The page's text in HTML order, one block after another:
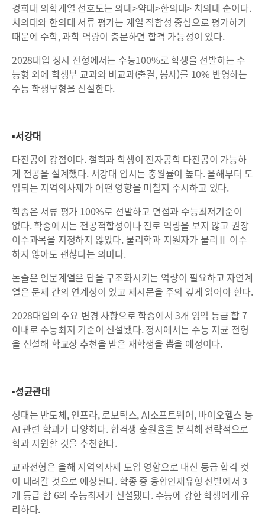
경희대 의학계열 선호도는 의대>약대>한의대> 치의대 순이다.
치의대와 한의대 서류 평가는 계열 적합성 중심으로 평가하기
때문에 수학, 과학 역량이 충분하면 합격 가능성이 있다.
2028대입 정시 전형에서는 수능100%로 학생을 선발하는 수
능형 외에 학생부 교과와 비교과(출결, 봉사)를 10% 반영하는
수능 학생부형을 신설한다.
▪서강대
다전공이 강점이다. 철학과 학생이 전자공학 다전공이 가능하
게 전공을 설계했다. 서강대 입시는 충원률이 높다. 올해부터 도
입되는 지역의사제가 어떤 영향을 미칠지 주시하고 있다.
학종은 서류 평가 100%로 선발하고 면접과 수능최저기준이
없다. 학종에서는 전공적합성이나 진로 역량을 보지 않고 권장
이수과목을 지정하지 않았다. 물리학과 지원자가 물리Ⅱ 이수
하지 않아도 괜찮다는 의미다.
논술은 인문계열은 답을 구조화시키는 역량이 필요하고 자연계
열은 문제 간의 연계성이 있고 제시문을 주의 깊게 읽어야 한다.
2028대입의 주요 변경 사항으로 학종에서 3개 영역 등급 합 7
이내로 수능최저 기준이 신설됐다. 정시에서는 수능 지균 전형
을 신설해 학교장 추천을 받은 재학생을 뽑을 예정이다.
▪성균관대
성대는 반도체, 인프라, 로보틱스, AI소프트웨어, 바이오헬스 등
AI 관련 학과가 다양하다. 합격생 충원율을 분석해 전략적으로
학과 지원할 것을 추천한다.
교과전형은 올해 지역의사제 도입 영향으로 내신 등급 합격 컷
이 내려갈 것으로 예상된다. 학종 중 융합인재유형 선발에서 3
개 등급 합 6의 수능최저가 신설됐다. 수능에 강한 학생에게 유
리하다.